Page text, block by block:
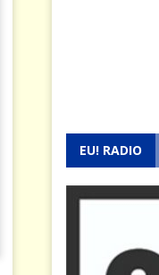
EU! RADIO